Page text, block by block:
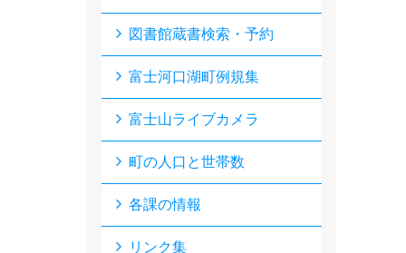
図書館蔵書検索・予約
富士河口湖町例規集
富士山ライブカメラ
町の人口と世帯数
各課の情報
リンク集